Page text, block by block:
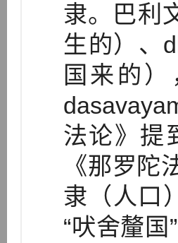
隶。巴利
生的）、
国来的
法论》提
《那罗
隶（人口
“吠舍釐